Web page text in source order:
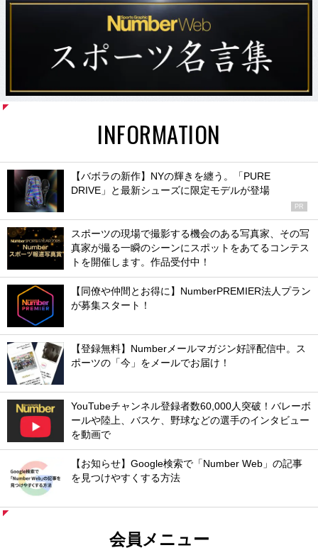
INFORMATION
【バボラの新作】NYの輝きを纏う。「PURE
DRIVE」と最新シューズに限定モデルが登場
PR
スポーツの現場で撮影する機会のある写真家、その写
真家が撮る一瞬のシーンにスポットをあてるコンテス
トを開催します。作品受付中！
【同僚や仲間とお得に】NumberPREMIER法人プラン
が募集スタート！
【登録無料】Numberメールマガジン好評配信中。ス
ポーツの「今」をメールでお届け！
YouTubeチャンネル登録者数60,000人突破！バレーボ
ールや陸上、バスケ、野球などの選手のインタビュー
を動画で
【お知らせ】Google検索で「Number Web」の記事
を見つけやすくする方法
会員メニュー